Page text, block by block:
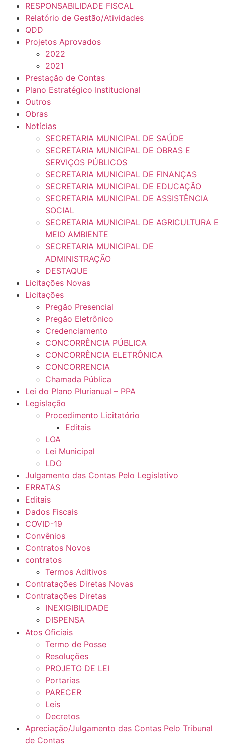
RESPONSABILIDADE FISCAL
Relatório de Gestão/Atividades
QDD
Projetos Aprovados
2022
2021
Prestação de Contas
Plano Estratégico Institucional
Outros
Obras
Notícias
SECRETARIA MUNICIPAL DE SAÚDE
SECRETARIA MUNICIPAL DE OBRAS E
SERVIÇOS PÚBLICOS
SECRETARIA MUNICIPAL DE FINANÇAS
SECRETARIA MUNICIPAL DE EDUCAÇÃO
SECRETARIA MUNICIPAL DE ASSISTÊNCIA
SOCIAL
SECRETARIA MUNICIPAL DE AGRICULTURA E
MEIO AMBIENTE
SECRETARIA MUNICIPAL DE
ADMINISTRAÇÃO
DESTAQUE
Licitações Novas
Licitações
Pregão Presencial
Pregão Eletrônico
Credenciamento
CONCORRÊNCIA PÚBLICA
CONCORRÊNCIA ELETRÔNICA
CONCORRENCIA
Chamada Pública
Lei do Plano Plurianual – PPA
Legislação
Procedimento Licitatório
Editais
LOA
Lei Municipal
LDO
Julgamento das Contas Pelo Legislativo
ERRATAS
Editais
Dados Fiscais
COVID-19
Convênios
Contratos Novos
contratos
Termos Aditivos
Contratações Diretas Novas
Contratações Diretas
INEXIGIBILIDADE
DISPENSA
Atos Oficiais
Termo de Posse
Resoluções
PROJETO DE LEI
Portarias
PARECER
Leis
Decretos
Apreciação/Julgamento das Contas Pelo Tribunal
de Contas